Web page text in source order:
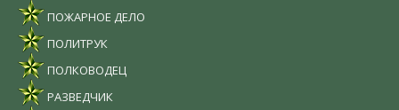
ПОЖАРНОЕ ДЕЛО
ПОЛИТРУК
ПОЛКОВОДЕЦ
РАЗВЕДЧИК